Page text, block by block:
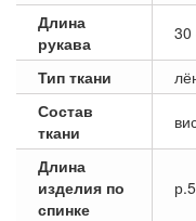
Длина
рукава
30
Тип ткани
Состав
ткани
Длина
изделия по
спинке